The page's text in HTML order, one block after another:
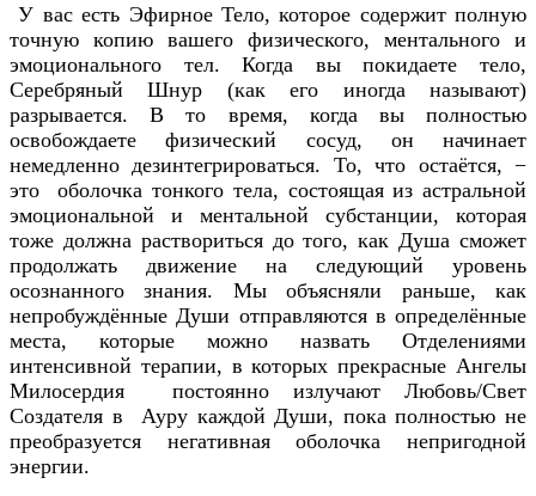
У вас есть Эфирное Тело, которое содержит полную
точную копию вашего физического, ментального и
эмоционального тел. Когда вы покидаете тело,
Серебряный Шнур (как его иногда называют)
разрывается. В то время, когда вы полностью
освобождаете физический сосуд, он начинает
немедленно дезинтегрироваться. То, что остаётся, −
это оболочка тонкого тела, состоящая из астральной
эмоциональной и ментальной субстанции, которая
тоже должна раствориться до того, как Душа сможет
продолжать движение на следующий уровень
осознанного знания. Мы объясняли раньше, как
непробуждённые Души отправляются в определённые
места, которые можно назвать Отделениями
интенсивной терапии, в которых прекрасные Ангелы
Милосердия постоянно излучают Любовь/Свет
Создателя в Ауру каждой Души, пока полностью не
преобразуется негативная оболочка непригодной
энергии.